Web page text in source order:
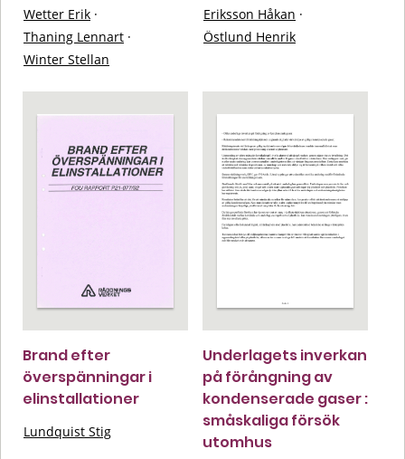
Wetter Erik ·
Thaning Lennart ·
Winter Stellan
Eriksson Håkan ·
Östlund Henrik
Brand efter
överspänningar i
elinstallationer
Lundquist Stig
Underlagets inverkan
på förångning av
kondenserade gaser :
småskaliga försök
utomhus